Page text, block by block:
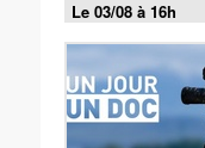
Le 03/08 à 16h